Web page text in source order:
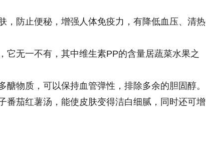
，防止便秘，增强人体免疫力，有降低血压、清热
它无一不有，其中维生素PP的含量居蔬菜水果之
醣物质，可以保持血管弹性，排除多余的胆固醇。
番茄红薯汤，能使皮肤变得洁白细腻，同时还可增